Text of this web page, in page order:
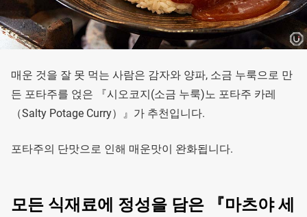
매운 것을 잘 못 먹는 사람은 감자와 양파, 소금 누룩으로 만
든 포타주를 얹은 『시오코지(소금 누룩)노 포타주 카레
（Salty Potage Curry）』가 추천입니다.
포타주의 단맛으로 인해 매운맛이 완화됩니다.
모든 식재료에 정성을 담은 『마츠야 세